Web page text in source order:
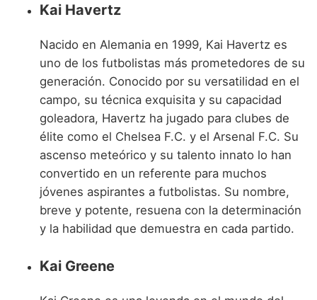
Kai Havertz
Nacido en Alemania en 1999, Kai Havertz es
uno de los futbolistas más prometedores de su
generación. Conocido por su versatilidad en el
campo, su técnica exquisita y su capacidad
goleadora, Havertz ha jugado para clubes de
élite como el Chelsea F.C. y el Arsenal F.C. Su
ascenso meteórico y su talento innato lo han
convertido en un referente para muchos
jóvenes aspirantes a futbolistas. Su nombre,
breve y potente, resuena con la determinación
y la habilidad que demuestra en cada partido.
Kai Greene